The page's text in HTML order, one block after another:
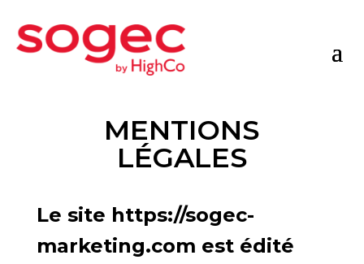
MENTIONS
LÉGALES
Le site https://sogec-
marketing.com est édité